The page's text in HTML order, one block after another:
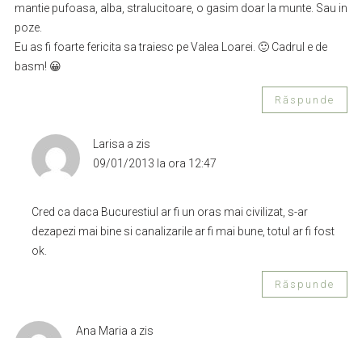
mantie pufoasa, alba, stralucitoare, o gasim doar la munte. Sau in
poze.
Eu as fi foarte fericita sa traiesc pe Valea Loarei. 🙂 Cadrul e de
basm! 😀
Răspunde
Larisa a zis
09/01/2013 la ora 12:47
Cred ca daca Bucurestiul ar fi un oras mai civilizat, s-ar
dezapezi mai bine si canalizarile ar fi mai bune, totul ar fi fost
ok.
Răspunde
Ana Maria a zis